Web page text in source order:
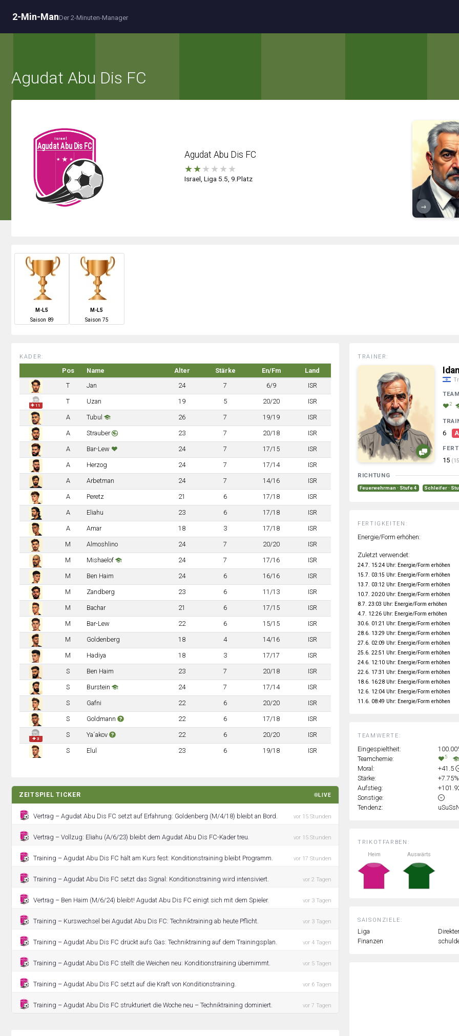
2-Min-ManDer 2-Minuten-Manager
Agudat Abu Dis FC
Agudat Abu Dis FC
★★★ ★ ★ ★
Israel, Liga 5.5, 9.Platz
→
M-L5
Saison 89
M-L5
Saison 75
KADER:
Pos Name Alter Stärke En/Fm
Land
T
Jan 24 7 6/9 ISR
✚ 11
T Uzan 19 5 20/20 ISR
A Tubul 26 7 19/19 ISR
A Strauber 23 7 20/18 ISR
A Bar-Lew 24 7 17/15 ISR
A Herzog 24 7 17/14 ISR
A Arbetman 24 7 14/16 ISR
A Peretz 21 6 17/18 ISR
A Eliahu 23 6 17/18 ISR
A Amar 18 3 17/18 ISR
M Almoshlino 24 7 20/20 ISR
M Mishaelof 24 7 17/16 ISR
M Ben Haim 24 6 16/16 ISR
M Zandberg 23 6 11/13 ISR
M Bachar 21 6 17/15 ISR
M Bar-Lew 22 6 15/15 ISR
M Goldenberg 18 4 14/16 ISR
M Hadiya 18 3 17/17 ISR
S Ben Haim 23 7 20/18 ISR
S Burstein 24 7 17/14 ISR
S Gafni 22 6 20/20 ISR
S Goldmann 22 6 17/18 ISR
✚ 3
S Ya´akov 22 6 20/20 ISR
S Elul 23 6 19/18 ISR
ZEITSPIEL TICKER LIVE
Vertrag – Agudat Abu Dis FC setzt auf Erfahrung: Goldenberg (M/4/18) bleibt an Bord. vor 15 Stunden
Vertrag – Vollzug: Eliahu (A/6/23) bleibt dem Agudat Abu Dis FC-Kader treu. vor 15 Stunden
Training – Agudat Abu Dis FC hält am Kurs fest: Konditionstraining bleibt Programm. vor 17 Stunden
Training – Agudat Abu Dis FC setzt das Signal: Konditionstraining wird intensiviert. vor 2 Tagen
Vertrag – Ben Haim (M/6/24) bleibt! Agudat Abu Dis FC einigt sich mit dem Spieler. vor 3 Tagen
Training – Kurswechsel bei Agudat Abu Dis FC: Techniktraining ab heute Pflicht. vor 3 Tagen
Training – Agudat Abu Dis FC drückt aufs Gas: Techniktraining auf dem Trainingsplan. vor 4 Tagen
Training – Agudat Abu Dis FC stellt die Weichen neu: Konditionstraining übernimmt. vor 5 Tagen
Training – Agudat Abu Dis FC setzt auf die Kraft von Konditionstraining. vor 6 Tagen
Training – Agudat Abu Dis FC strukturiert die Woche neu – Techniktraining dominiert. vor 7 Tagen
TRIKOTFARBEN:
Heim
Auswärts
SAISONZIELE:
Liga
Finanzen
TEAMWERTE:
Eingespieltheit:
Teamchemie:
5
Moral:
+41.5
Stärke:
+7.75%
Aufstieg:
Sonstige:
Tendenz:
TRAINER:
2
6
15
RICHTUNG
Feuerwehrman · Stufe 4 Schleifer ·
FERTIGKEITEN:
Energie/Form erhöhen:
Zuletzt verwendet:
24.7. 15:24 Uhr: Energie/Form erhöhen
15.7. 03:15 Uhr: Energie/Form erhöhen
13.7. 03:12 Uhr: Energie/Form erhöhen
10.7. 20:20 Uhr: Energie/Form erhöhen
8.7. 23:03 Uhr: Energie/Form erhöhen
4.7. 12:26 Uhr: Energie/Form erhöhen
30.6. 01:21 Uhr: Energie/Form erhöhen
28.6. 13:29 Uhr: Energie/Form erhöhen
27.6. 02:09 Uhr: Energie/Form erhöhen
25.6. 22:51 Uhr: Energie/Form erhöhen
24.6. 12:10 Uhr: Energie/Form erhöhen
22.6. 17:31 Uhr: Energie/Form erhöhen
18.6. 16:28 Uhr: Energie/Form erhöhen
12.6. 12:04 Uhr: Energie/Form erhöhen
11.6. 08:49 Uhr: Energie/Form erhöhen